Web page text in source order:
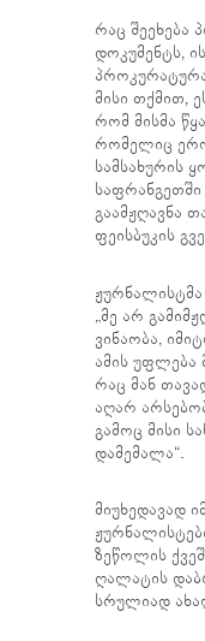
რაც შეეხება
დოკუმენტს,
მისი თქმით,
რომ მისმა
რომელიც
სამსახურის
გაამჟღავნა
ფეისბუკის
ჟურნალისტმა
„მე არ
ვინაობა,
ამის უფლება
რაც მან
აღარ
გამოც მისი
დამემალა“.
მიუხედავად
ზეწოლის
ღალატის
სრულიად